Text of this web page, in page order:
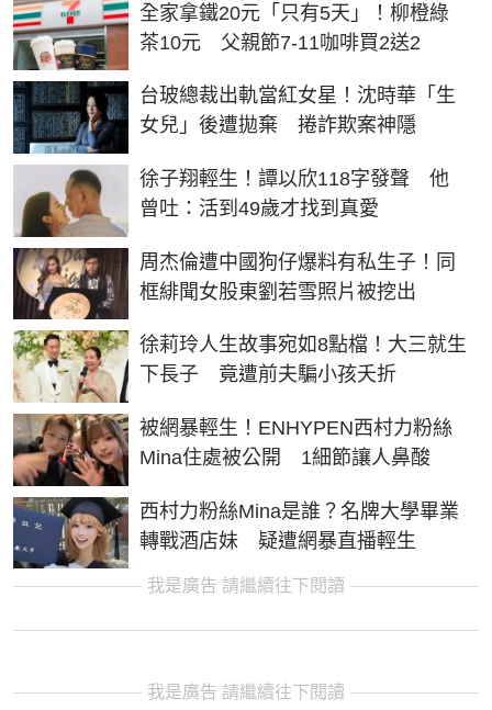
全家拿鐵20元「只有5天」！柳橙綠
茶10元 父親節7-11咖啡買2送2
台玻總裁出軌當紅女星！沈時華「生
女兒」後遭拋棄 捲詐欺案神隱
徐子翔輕生！譚以欣118字發聲 他
曾吐：活到49歲才找到真愛
周杰倫遭中國狗仔爆料有私生子！同
框緋聞女股東劉若雪照片被挖出
徐莉玲人生故事宛如8點檔！大三就生
下長子 竟遭前夫騙小孩夭折
被網暴輕生！ENHYPEN西村力粉絲
Mina住處被公開 1細節讓人鼻酸
西村力粉絲Mina是誰？名牌大學畢業
轉戰酒店妹 疑遭網暴直播輕生
我是廣告 請繼續往下閱讀
我是廣告 請繼續往下閱讀